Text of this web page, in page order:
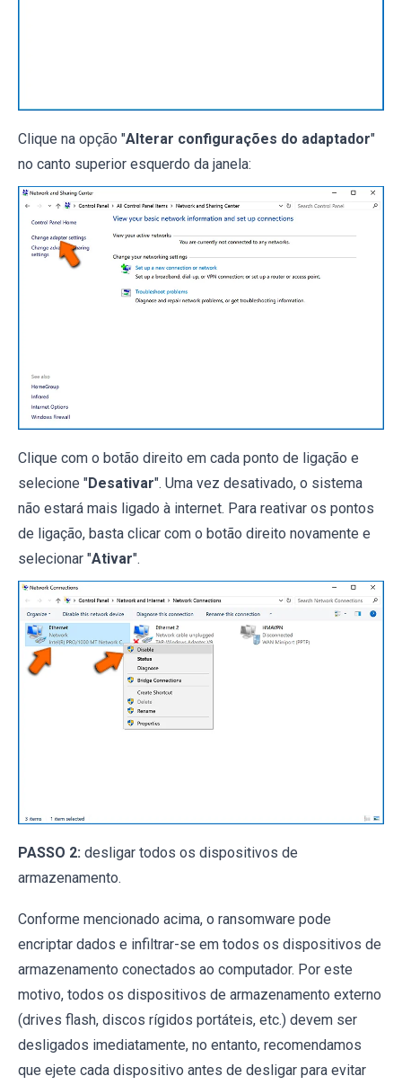
Clique na opção "Alterar configurações do adaptador"
no canto superior esquerdo da janela:
Clique com o botão direito em cada ponto de ligação e
selecione "Desativar". Uma vez desativado, o sistema
não estará mais ligado à internet. Para reativar os pontos
de ligação, basta clicar com o botão direito novamente e
selecionar "Ativar".
PASSO 2: desligar todos os dispositivos de
armazenamento.
Conforme mencionado acima, o ransomware pode
encriptar dados e infiltrar-se em todos os dispositivos de
armazenamento conectados ao computador. Por este
motivo, todos os dispositivos de armazenamento externo
(drives flash, discos rígidos portáteis, etc.) devem ser
desligados imediatamente, no entanto, recomendamos
que ejete cada dispositivo antes de desligar para evitar